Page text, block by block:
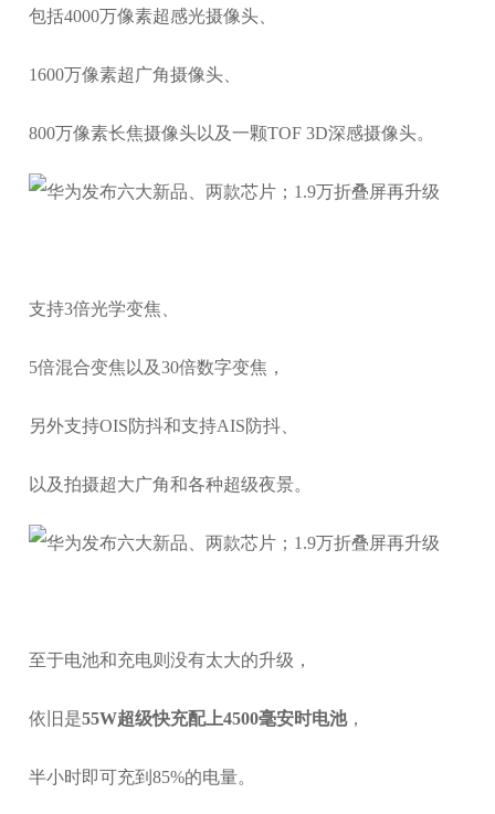
包括4000万像素超感光摄像头、
1600万像素超广角摄像头、
800万像素长焦摄像头以及一颗TOF 3D深感摄像头。
支持3倍光学变焦、
5倍混合变焦以及30倍数字变焦，
另外支持OIS防抖和支持AIS防抖、
以及拍摄超大广角和各种超级夜景。
至于电池和充电则没有太大的升级，
依旧是55W超级快充配上4500毫安时电池，
半小时即可充到85%的电量。